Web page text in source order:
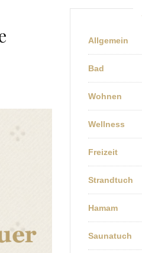
Allgemein
Bad
Wohnen
Wellness
Freizeit
Strandtuch
Hamam
Saunatuch